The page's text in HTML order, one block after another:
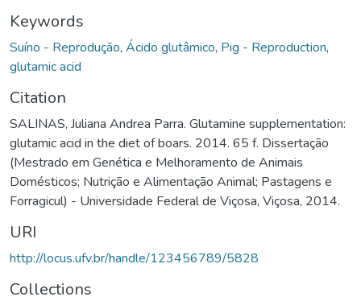
Keywords
Suíno - Reprodução, Ácido glutâmico, Pig - Reproduction,
glutamic acid
Citation
SALINAS, Juliana Andrea Parra. Glutamine supplementation:
glutamic acid in the diet of boars. 2014. 65 f. Dissertação
(Mestrado em Genética e Melhoramento de Animais
Domésticos; Nutrição e Alimentação Animal; Pastagens e
Forragicul) - Universidade Federal de Viçosa, Viçosa, 2014.
URI
http://locus.ufv.br/handle/123456789/5828
Collections